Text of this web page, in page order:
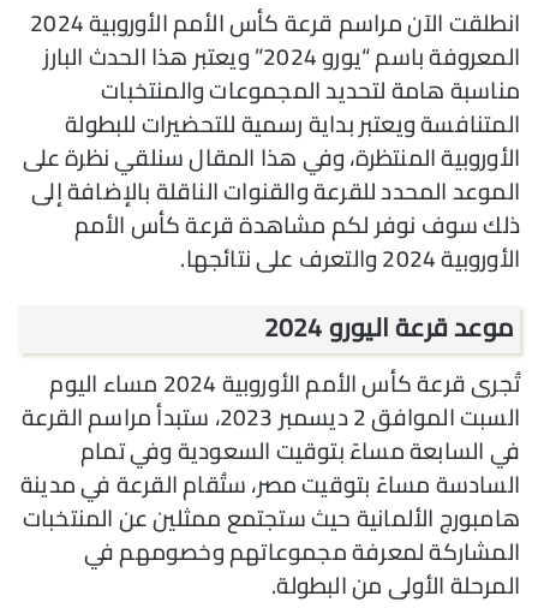
انطلقت الآن مراسم قرعة كأس الأمم الأوروبية 2024
المعروفة باسم “يورو 2024” ويعتبر هذا الحدث البارز
مناسبة هامة لتحديد المجموعات والمنتخبات
المتنافسة ويعتبر بداية رسمية للتحضيرات للبطولة
الأوروبية المنتظرة، وفي هذا المقال سنلقي نظرة على
الموعد المحدد للقرعة والقنوات الناقلة بالإضافة إلى
ذلك سوف نوفر لكم مشاهدة قرعة كأس الأمم
الأوروبية 2024 والتعرف على نتائجها.
موعد قرعة اليورو 2024
تُجرى قرعة كأس الأمم الأوروبية 2024 مساء اليوم
السبت الموافق 2 ديسمبر 2023، ستبدأ مراسم القرعة
في السابعة مساءً بتوقيت السعودية وفي تمام
السادسة مساءً بتوقيت مصر، ستُقام القرعة في مدينة
هامبورج الألمانية حيث ستجتمع ممثلين عن المنتخبات
المشاركة لمعرفة مجموعاتهم وخصومهم في
المرحلة الأولى من البطولة.